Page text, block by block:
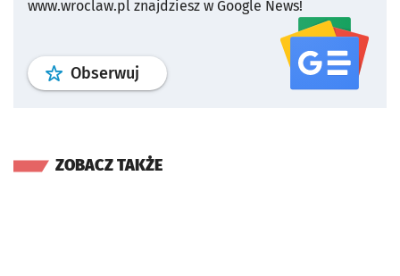
www.wroclaw.pl znajdziesz w Google News!
Obserwuj profil serwisu
ZOBACZ TAKŻE